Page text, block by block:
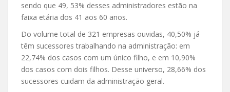
sendo que 49, 53% desses administradores estão na
faixa etária dos 41 aos 60 anos.
Do volume total de 321 empresas ouvidas, 40,50% já
têm sucessores trabalhando na administração: em
22,74% dos casos com um único filho, e em 10,90%
dos casos com dois filhos. Desse universo, 28,66% dos
sucessores cuidam da administração geral.